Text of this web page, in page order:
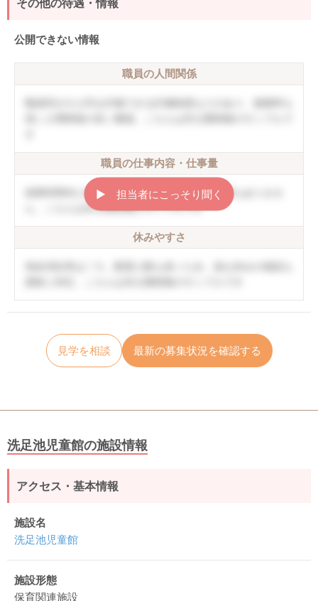
その他の待遇・情報
公開できない情報
職員の人間関係
職員の仕事内容・仕事量
就業時間内に終わることができ、持ち帰り仕事もありませ
ん。こちらは非公開情報のサンプルです
休みやすさ
▶︎ 担当者にこっそり聞く
見学を相談 最新の募集状況を確認する
洗足池児童館の施設情報
アクセス・基本情報
施設名
洗足池児童館
施設形態
保育関連施設